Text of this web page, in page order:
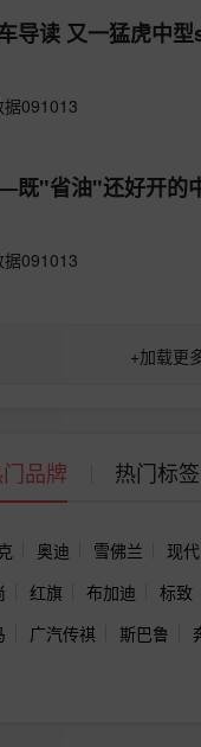
导读 又一猛虎中
据091013
"省油"还好开的
据091013
+加载更
品牌 热门标签
奥迪 雪佛兰
现代
红旗 布加迪
标致
广汽传祺 斯巴鲁